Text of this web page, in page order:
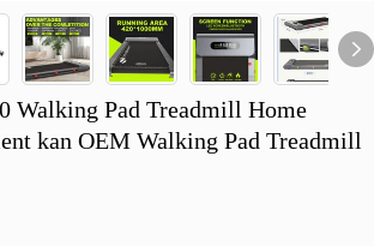
Walking Pad Treadmill Home
kan OEM Walking Pad Treadmill